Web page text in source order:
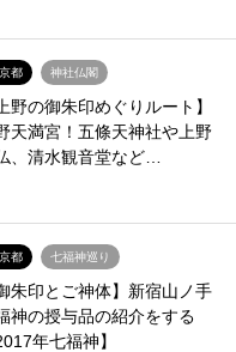
都 神社仏閣
野の御朱印めぐりルート】
天満宮！五條天神社や上野
、清水観音堂など…
都 七福神巡り
朱印とご神体】新宿山ノ手
神の授与品の紹介をする
年七福神】